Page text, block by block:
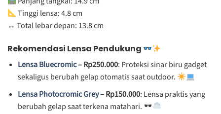
Tinggi lensa: 4.8 cm
↔️ Total lebar depan: 13.8 cm
Rekomendasi Lensa Pendukung
Lensa Bluecromic– Rp250.000: Proteksi sinar biru gadget
sekaligus berubah gelap otomatis saat outdoor.
Lensa Photocromic Grey– Rp150.000: Lensa praktis yang
berubah gelap saat terkena matahari.